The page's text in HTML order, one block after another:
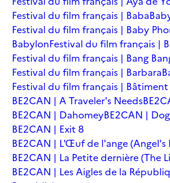
Festival du film français | Baba
Festival du film français | Baby
BabylonFestival du film français |
Festival du film français | Bang
Festival du film français | Barbara
Festival du film français | Bâtiment
BE2CAN | A Traveler's Needs
BE2CAN | DahomeyBE2CAN |
BE2CAN | Exit 8
BE2CAN | L'Œuf de l'ange (Angel's
BE2CAN | La Petite dernière (The
BE2CAN | Les Aigles de la